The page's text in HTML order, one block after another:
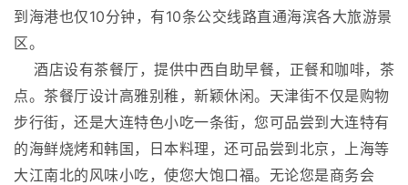
到海港也仅10分钟，有10条公交线路直通海滨各大旅游景
区。
酒店设有茶餐厅，提供中西自助早餐，正餐和咖啡，茶
点。茶餐厅设计高雅别稚，新颖休闲。天津街不仅是购物
步行街，还是大连特色小吃一条街，您可品尝到大连特有
的海鲜烧烤和韩国，日本料理，还可品尝到北京，上海等
大江南北的风味小吃，使您大饱口福。无论您是商务会